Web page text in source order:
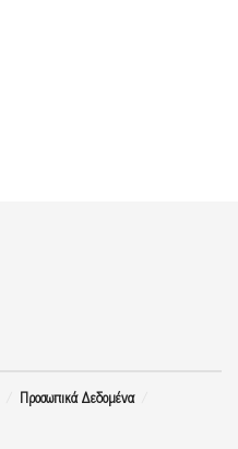
Προσωπικά Δεδομένα